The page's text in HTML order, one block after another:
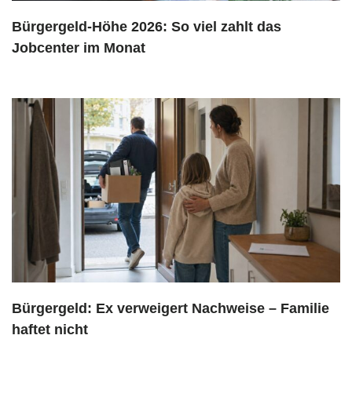
Bürgergeld-Höhe 2026: So viel zahlt das
Jobcenter im Monat
Bürgergeld: Ex verweigert Nachweise – Familie
haftet nicht